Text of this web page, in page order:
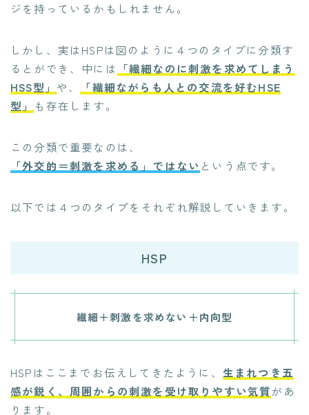
ジを持っているかもしれません。
しかし、実はHSPは図のように４つのタイプに分類す
るとができ、中には 「繊細なのに刺激を求めてしまう
HSS型」 や、
「繊細ながらも人との交流を好むHSE
型」 も存在します。
この分類で重要なのは、
「外交的＝刺激を求める」ではない という点です。
以下では４つのタイプをそれぞれ解説していきます。
HSP
繊細＋刺激を求めない＋内向型
HSPはここまでお伝えしてきたように、 生まれつき五
感が鋭く、周囲からの刺激を受け取りやすい気質があ
ります。